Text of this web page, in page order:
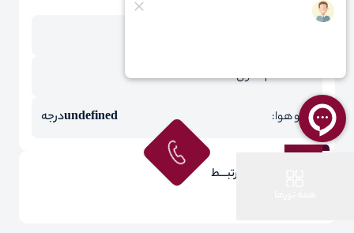
ساعت هم اکنون :
آب و هوا: undefinedدرجه
مقـــالات مرتبـــط